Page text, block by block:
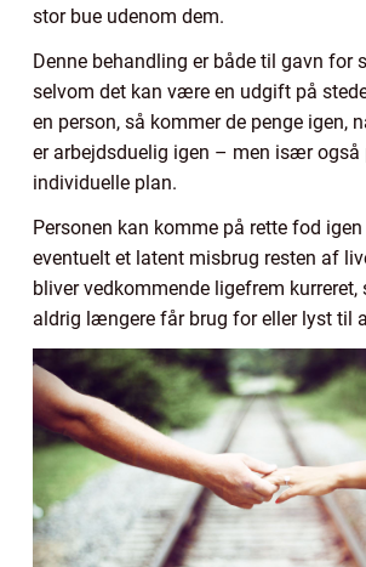
stor bue udenom dem.
Denne behandling er både til gavn for
selvom det kan være en udgift på
en person, så kommer de penge igen,
er arbejdsduelig igen – men især også
individuelle plan.
Personen kan komme på rette fod
eventuelt et latent misbrug resten af
bliver vedkommende ligefrem kurreret,
aldrig længere får brug for eller lyst til